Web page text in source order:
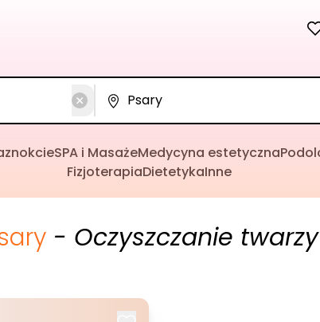
SPA i MasażeMedycyna estetyczna
FizjoterapiaDietetykaInne
- Oczyszczanie twarzy